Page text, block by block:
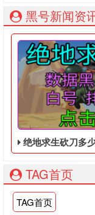
下面个大家介绍
黑号新闻资
绝地求生砍刀多少
TAG首页
TAG首页